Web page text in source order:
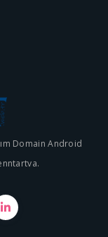
Domain Android